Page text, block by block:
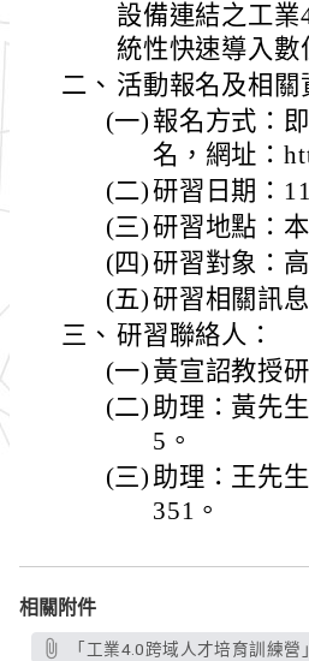
設備連結之工
統性快速導入
二、 活動報名及相關
(一) 報名方式：
名，網址：
(二)研習日期：
(三)研習地點：
(四)研習對象：
(五)研習相關訊
三、 研習聯絡人：
(一) 黃宣詔教授
(二)助理：黃先
5。
(三)助理：王先
351。
相關附件
「工業4.0跨域人才培育訓練營